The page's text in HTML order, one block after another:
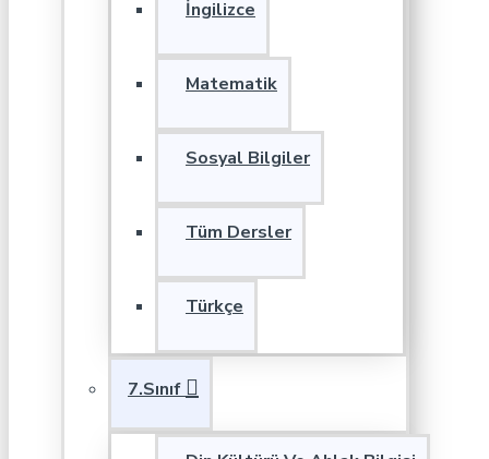
İngilizce
Matematik
Sosyal Bilgiler
Tüm Dersler
Türkçe
7.Sınıf